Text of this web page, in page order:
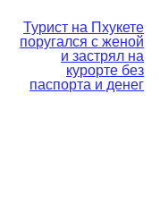
Турист на Пхукете
поругался с женой
и застрял на
курорте без
паспорта и денег